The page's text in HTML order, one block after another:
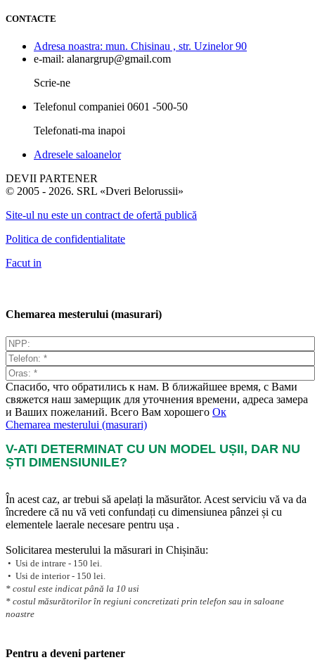
CONTACTE
Adresa noastra: mun. Chisinau , str. Uzinelor 90
e-mail: alanargrup@gmail.com
Scrie-ne
Telefonul companiei 0601 -500-50
Telefonati-ma inapoi
Adresele saloanelor
DEVII PARTENER
© 2005 - 2026. SRL «Dveri Belorussii»
Site-ul nu este un contract de ofertă publică
Politica de confidentialitate
Facut in
Chemarea mesterului (masurari)
Спасибо, что обратились к нам. В ближайшее время, с Вами
свяжется наш замерщик для уточнения времени, адреса замера
и Ваших пожеланий. Всего Вам хорошего Ок
Chemarea mesterului (masurari)
V-ATI DETERMINAT CU UN MODEL UȘII, DAR NU
ȘTI DIMENSIUNILE?
În acest caz, ar trebui să apelați la măsurător. Acest serviciu vă va da
încredere că nu vă veti confundați cu dimensiunea pânzei și cu
elementele laerale necesare pentru ușa .
Solicitarea mesterului la măsurari in Chișinău:
• Usi de intrare - 150 lei.
• Usi de interior - 150 lei.
* costul este indicat până la 10 usi
* costul măsurătorilor în regiuni concretizati prin telefon sau in saloane
noastre
Pentru a deveni partener